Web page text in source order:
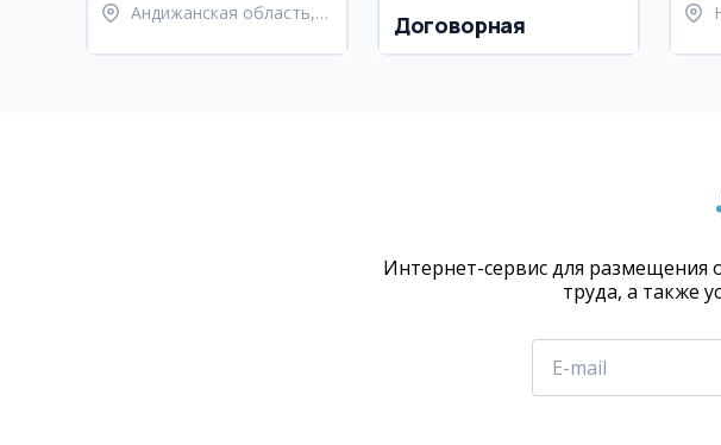
Андижанская область,
Договорная
Интернет-сервис для размещения
труда, а также